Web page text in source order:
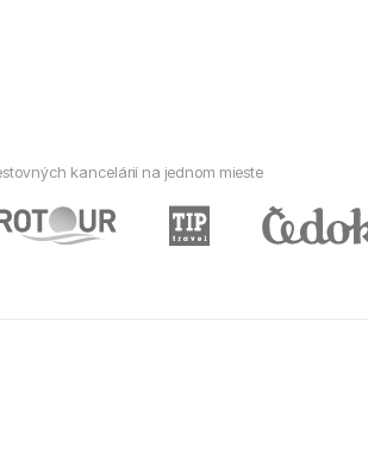
kancelárií na jednom mieste